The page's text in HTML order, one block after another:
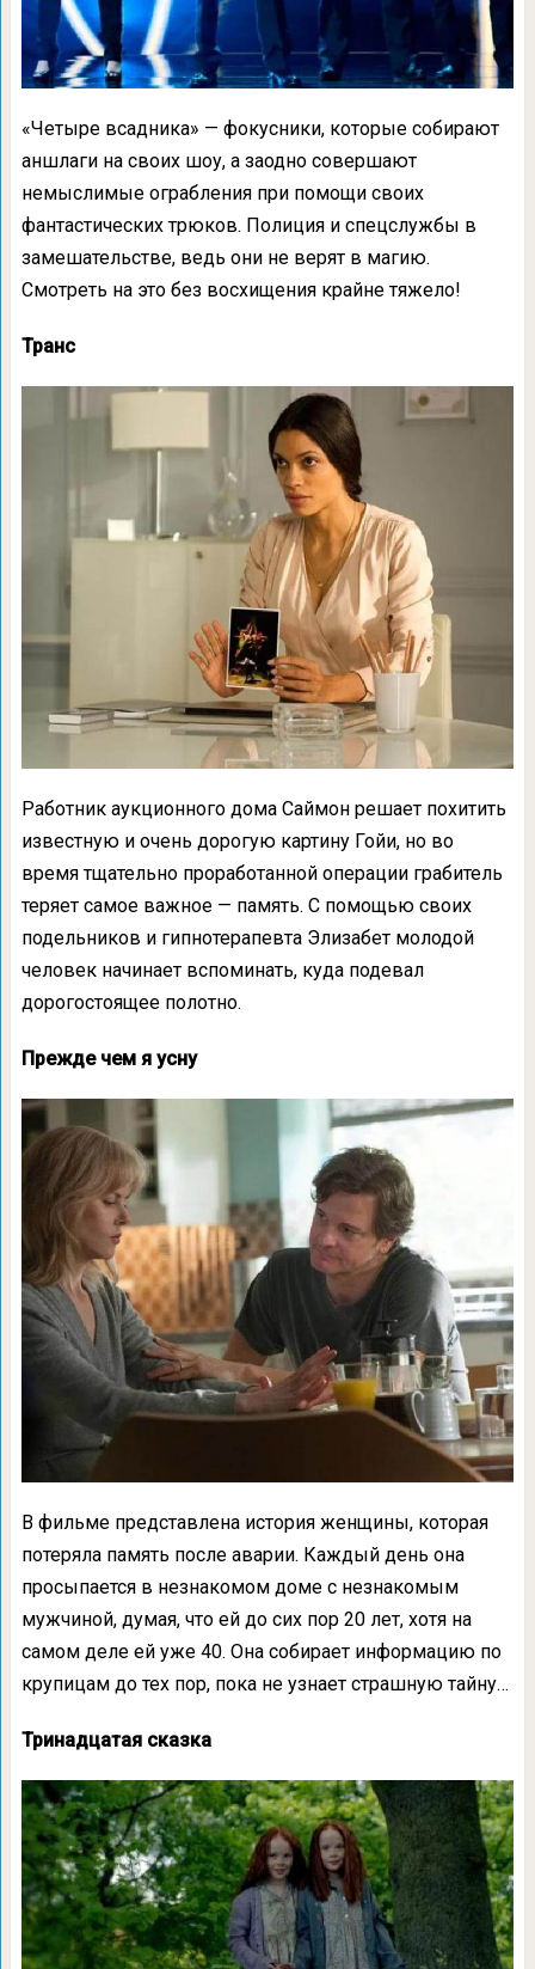
«Четыре всадника» — фокусники, которые собирают
аншлаги на своих шоу, а заодно совершают
немыслимые ограбления при помощи своих
фантастических трюков. Полиция и спецслужбы в
замешательстве, ведь они не верят в магию.
Смотреть на это без восхищения крайне тяжело!
Транс
Работник аукционного дома Саймон решает похитить
известную и очень дорогую картину Гойи, но во
время тщательно проработанной операции грабитель
теряет самое важное — память. С помощью своих
подельников и гипнотерапевта Элизабет молодой
человек начинает вспоминать, куда подевал
дорогостоящее полотно.
Прежде чем я усну
В фильме представлена история женщины, которая
потеряла память после аварии. Каждый день она
просыпается в незнакомом доме с незнакомым
мужчиной, думая, что ей до сих пор 20 лет, хотя на
самом деле ей уже 40. Она собирает информацию по
крупицам до тех пор, пока не узнает страшную тайну…
Тринадцатая сказка